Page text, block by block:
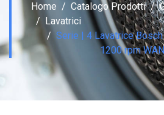
Home Catalogo Prodotti
Lavatrici
Serie | 4 Lavatrice
1200 rpm